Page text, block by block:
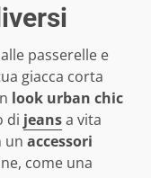
passerelle e
giacca corta
look urban chic
di jeansa vita
un accessori
come una